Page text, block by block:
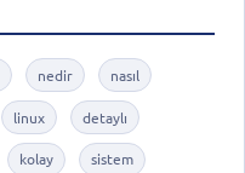
nedir nasıl
linux detaylı
kolay sistem